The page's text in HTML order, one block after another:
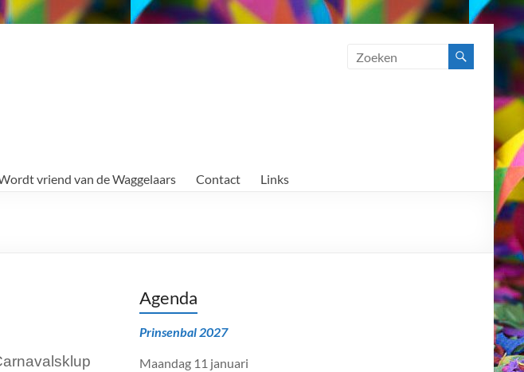
vriend van de Waggelaars Contact Links
Agenda
Prinsenbal 2027
Maandag 11 januari